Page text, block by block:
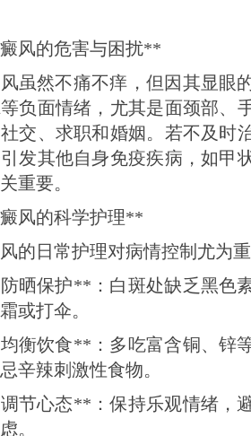
风的危害与困扰**
虽然不痛不痒，但因其显眼
负面情绪，尤其是面颈部、
交、求职和婚姻。若不及时
发其他自身免疫疾病，如甲
重要。
风的科学护理**
的日常护理对病情控制尤为
晒保护**：白斑处缺乏黑色
或打伞。
衡饮食**：多吃富含铜、锌
辛辣刺激性食物。
节心态**：保持乐观情绪，
。